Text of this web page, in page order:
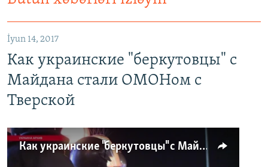
İyun 14, 2017
Как украинские "беркутовцы" с
Майдана стали ОМОНом с
Тверской
Как украинские "беркутовцы" с Майдана стали ОМОНом с Тверской